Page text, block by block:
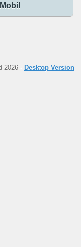
2026 - Desktop Version